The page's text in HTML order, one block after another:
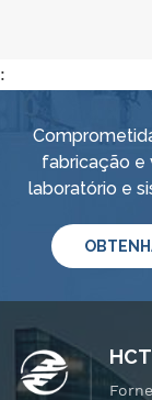
:
fabricação e
laboratório e